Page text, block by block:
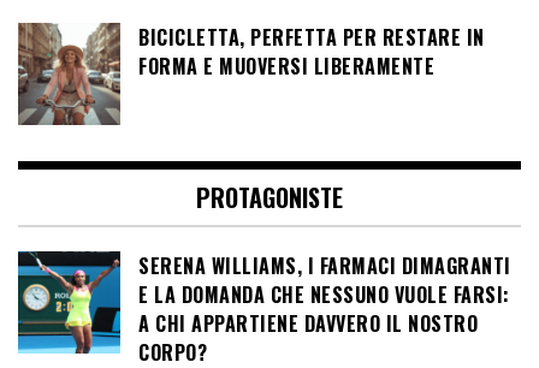
BICICLETTA, PERFETTA PER RESTARE IN
FORMA E MUOVERSI LIBERAMENTE
PROTAGONISTE
SERENA WILLIAMS, I FARMACI DIMAGRANTI
E LA DOMANDA CHE NESSUNO VUOLE FARSI:
A CHI APPARTIENE DAVVERO IL NOSTRO
CORPO?